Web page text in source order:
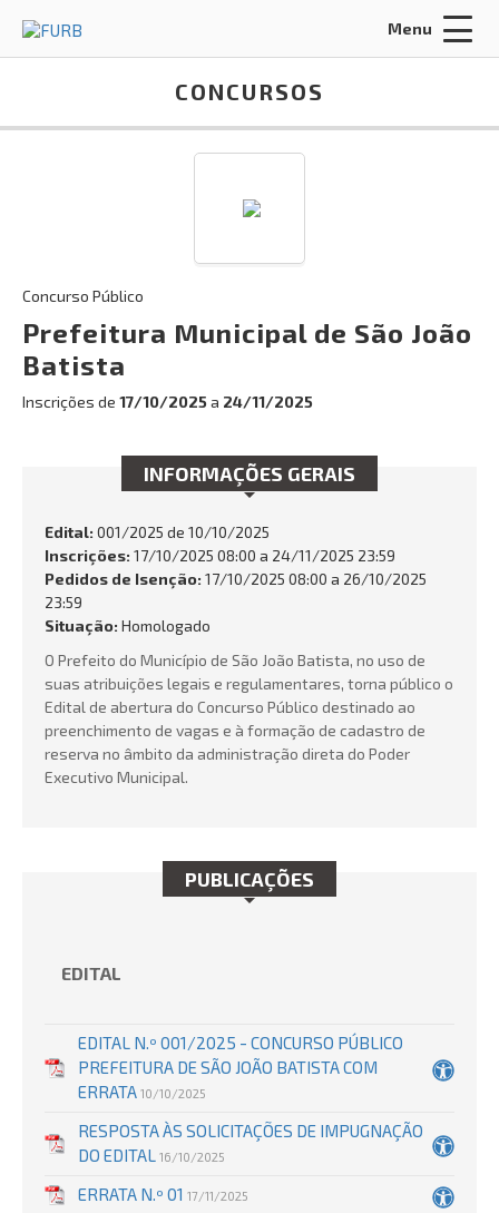
ENTRAR
Esqueci a minha senha
INÍCIO
POLÍTICA DE PRIVACIDADE
Busca:
BUSCAR
Menu
CONCURSOS
Concurso Público
Prefeitura Municipal de São João
Batista
Inscrições de 17/10/2025a 24/11/2025
INFORMAÇÕES GERAIS
Edital: 001/2025 de 10/10/2025
Inscrições: 17/10/2025 08:00 a 24/11/2025 23:59
Pedidos de Isenção: 17/10/2025 08:00 a 26/10/2025
23:59
Situação: Homologado
O Prefeito do Município de São João Batista, no uso de
suas atribuições legais e regulamentares, torna público o
Edital de abertura do Concurso Público destinado ao
preenchimento de vagas e à formação de cadastro de
reserva no âmbito da administração direta do Poder
Executivo Municipal.
PUBLICAÇÕES
EDITAL
EDITAL N.º 001/2025 - CONCURSO PÚBLICO
PREFEITURA DE SÃO JOÃO BATISTA COM
ERRATA 10/10/2025
RESPOSTA ÀS SOLICITAÇÕES DE IMPUGNAÇÃO
DO EDITAL 16/10/2025
ERRATA N.º 01 17/11/2025